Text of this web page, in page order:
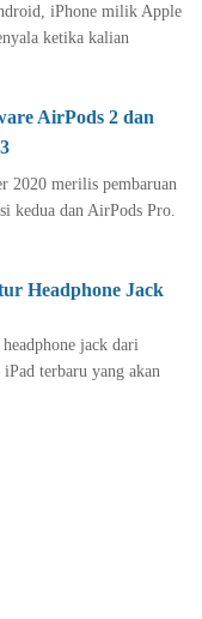
iPhone milik Apple
ketika kalian
AirPods 2 dan
2020 merilis pembaruan
kedua dan AirPods Pro.
Headphone Jack
jack dari
terbaru yang akan